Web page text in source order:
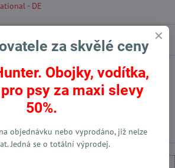
- DE
Reddit LinkedIn
mail
za skvělé ceny
Obojky, vodítka,
psy za maxi slevy
50%.
objednávku nebo vyprodáno, již nelze
Jedná se o totální výprodej.